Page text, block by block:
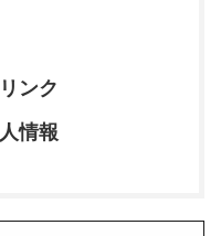
ンク
情報